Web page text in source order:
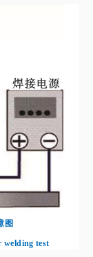
图
welding test